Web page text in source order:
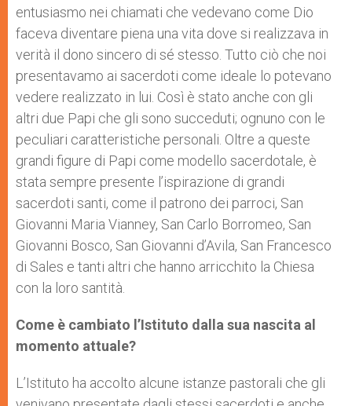
entusiasmo nei chiamati che vedevano come Dio
faceva diventare piena una vita dove si realizzava in
verità il dono sincero di sé stesso. Tutto ciò che noi
presentavamo ai sacerdoti come ideale lo potevano
vedere realizzato in lui. Così è stato anche con gli
altri due Papi che gli sono succeduti; ognuno con le
peculiari caratteristiche personali. Oltre a queste
grandi figure di Papi come modello sacerdotale, è
stata sempre presente l’ispirazione di grandi
sacerdoti santi, come il patrono dei parroci, San
Giovanni Maria Vianney, San Carlo Borromeo, San
Giovanni Bosco, San Giovanni d’Avila, San Francesco
di Sales e tanti altri che hanno arricchito la Chiesa
con la loro santità.
Come è cambiato l’Istituto dalla sua nascita al
momento attuale?
L’Istituto ha accolto alcune istanze pastorali che gli